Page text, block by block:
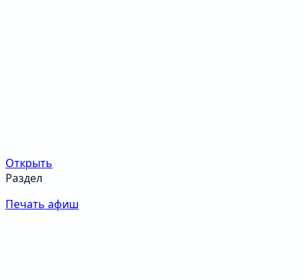
Открыть
Раздел
Печать афиш